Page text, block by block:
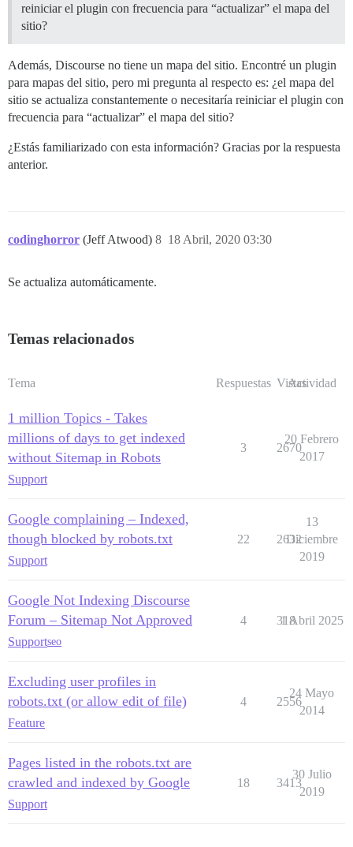
reiniciar el plugin con frecuencia para “actualizar” el mapa del
sitio?
Además, Discourse no tiene un mapa del sitio. Encontré un plugin
para mapas del sitio, pero mi pregunta al respecto es: ¿el mapa del
sitio se actualiza constantemente o necesitaría reiniciar el plugin con
frecuencia para “actualizar” el mapa del sitio?
¿Estás familiarizado con esta información? Gracias por la respuesta
anterior.
codinghorror (Jeff Atwood) 18 Abril, 2020 03:30
8
Se actualiza automáticamente.
Temas relacionados
Tema Respuestas Vistas
Actividad
1 million Topics - Takes
millions of days to get indexed
without Sitemap in Robots
Support
3 2670
20 Febrero
2017
Google complaining – Indexed,
though blocked by robots.txt
Support
22 2632
13
Diciembre
2019
Google Not Indexing Discourse
Forum – Sitemap Not Approved
Supportseo
4 318
1 Abril 2025
Excluding user profiles in
robots.txt (or allow edit of file)
Feature
4 2556
24 Mayo
2014
Pages listed in the robots.txt are
crawled and indexed by Google
Support
18 3413
30 Julio
2019